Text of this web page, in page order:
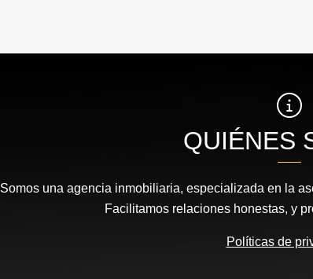
QUIÉNES
Somos una agencia inmobiliaria, especializada en la
Facilitamos relaciones honestas, y
Políticas de